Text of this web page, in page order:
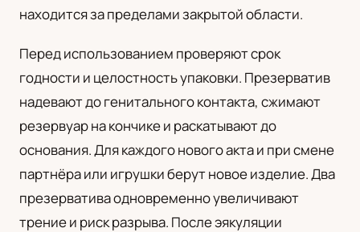
находится за пределами закрытой области.
Перед использованием проверяют срок
годности и целостность упаковки. Презерватив
надевают до генитального контакта, сжимают
резервуар на кончике и раскатывают до
основания. Для каждого нового акта и при смене
партнёра или игрушки берут новое изделие. Два
презерватива одновременно увеличивают
трение и риск разрыва. После эякуляции